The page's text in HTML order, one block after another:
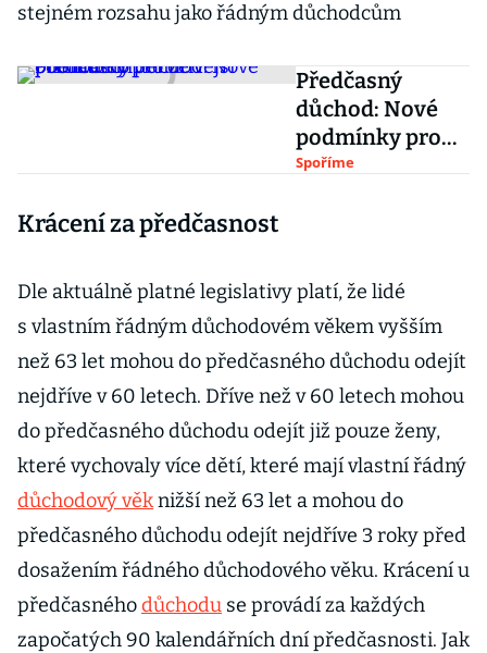
stejném rozsahu jako řádným důchodcům
Předčasný
důchod: Nové
podmínky pro
dřívější odchod
Spoříme
Krácení za předčasnost
Dle aktuálně platné legislativy platí, že lidé
s vlastním řádným důchodovém věkem vyšším
než 63 let mohou do předčasného důchodu odejít
nejdříve v 60 letech. Dříve než v 60 letech mohou
do předčasného důchodu odejít již pouze ženy,
které vychovaly více dětí, které mají vlastní řádný
důchodový věknižší než 63 let a mohou do
předčasného důchodu odejít nejdříve 3 roky před
dosažením řádného důchodového věku. Krácení u
předčasnéhodůchodu se provádí za každých
započatých 90 kalendářních dní předčasnosti. Jak